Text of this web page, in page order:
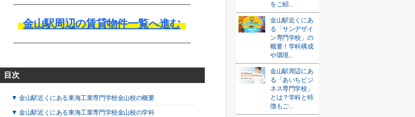
金山駅周辺の賃貸物件一覧へ進む
目次
▼ 金山駅近くにある東海工業専門学校金山校の概要
▼ 金山駅近くにある東海工業専門学校金山校の学科
をご紹...
金山駅近くにあ
る「サンデザイ
ン専門学校」の
概要！学科構成
や環境...
金山駅周辺にあ
る「あいちビジ
ネス専門学校」
とは？学科と特
徴もご...